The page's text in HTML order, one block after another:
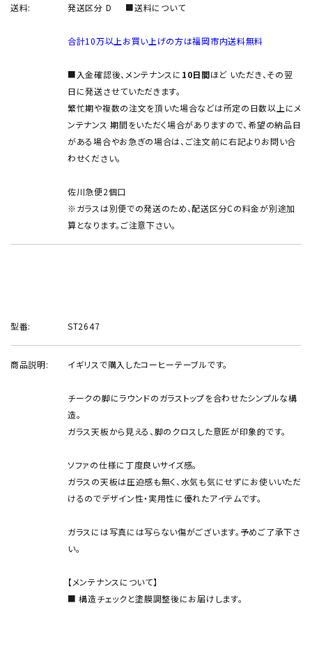
送料: 発送区分 D ■送料について
合計10万以上お買い上げの方は福岡市内送料無料
■入金確認後、メンテナンスに 10日間ほど いただき、その翌
日に発送させていただきます。
繁忙期や複数の注文を頂いた場合などは所定の日数以上にメ
ンテナンス 期間をいただく場合がありますので、希望の納品日
がある場合やお急ぎの場合は、ご注文前に右記よりお問い合
わせください。
佐川急便2個口
※ガラスは別便での発送のため、配送区分Cの料金が別途加
算となります。ご注意下さい。
型番: ST2647
商品説明: イギリスで購入したコーヒーテーブルです。
チークの脚にラウンドのガラストップを合わせたシンプルな構
造。
ガラス天板から見える、脚のクロスした意匠が印象的です。
ソファの仕様に丁度良いサイズ感。
ガラスの天板は圧迫感も無く、水気も気にせずにお使いいただ
けるのでデザイン性・実用性に優れたアイテムです。
ガラスには写真には写らない傷がございます。予めご了承下さ
い。
【メンテナンスについて】
■ 構造チェックと塗膜調整後にお届けします。